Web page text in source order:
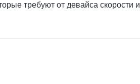
требуют от девайса скорости и